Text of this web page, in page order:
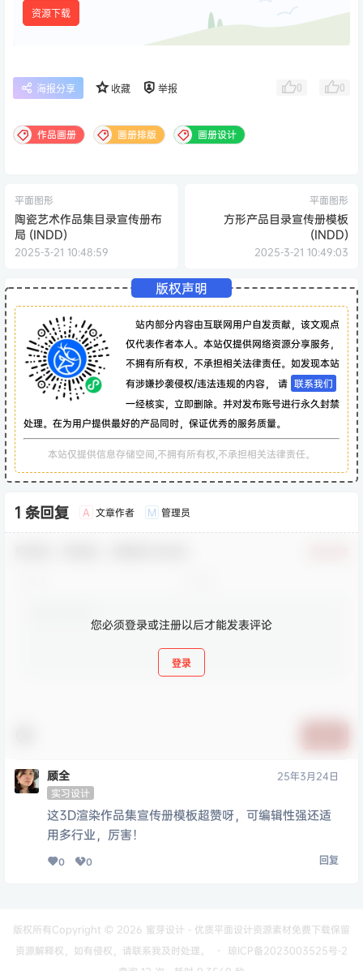
资源下载
海报分享 收藏 举报 0 0
作品画册 画册排版 画册设计
平面图形
陶瓷艺术作品集目录宣传册布
局 (INDD)
2025-3-21 10:48:59
平面图形
方形产品目录宣传册模板
(INDD)
2025-3-21 10:49:03
版权声明
站内部分内容由互联网用户自发贡献，该文观点
仅代表作者本人。本站仅提供网络资源分享服务，
不拥有所有权，不承担相关法律责任。如发现本站
有涉嫌抄袭侵权/违法违规的内容， 请 联系我们
一经核实，立即删除。并对发布账号进行永久封禁
处理。在为用户提供最好的产品同时，保证优秀的服务质量。
本站仅提供信息存储空间,不拥有所有权,不承担相关法律责任。
1 条回复 A 文章作者 M 管理员
您必须登录或注册以后才能发表评论
登录
顾全
实习设计
25年3月24日
这3D渲染作品集宣传册模板超赞呀，可编辑性强还适
用多行业，厉害！
0 0 回复
版权所有Copyright © 2026 蜜芽设计 - 优质平面设计资源素材免费下载保留
资源解释权，如有侵权，请联系我及时处理。
・
琼ICP备2023003525号-2